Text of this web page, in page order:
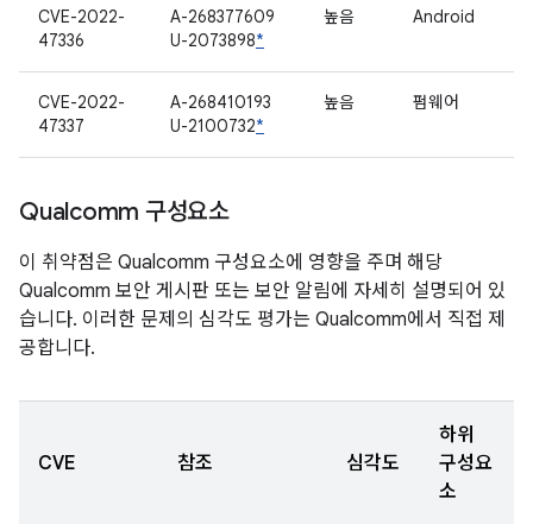
CVE-2022-
47336
A-268377609
U-2073898*
높음 Android
CVE-2022-
47337
A-268410193
U-2100732*
높음 펌웨어
Qualcomm 구성요소
이 취약점은 Qualcomm 구성요소에 영향을 주며 해당
Qualcomm 보안 게시판 또는 보안 알림에 자세히 설명되어 있
습니다. 이러한 문제의 심각도 평가는 Qualcomm에서 직접 제
공합니다.
CVE 참조 심각도
하위
구성요
소